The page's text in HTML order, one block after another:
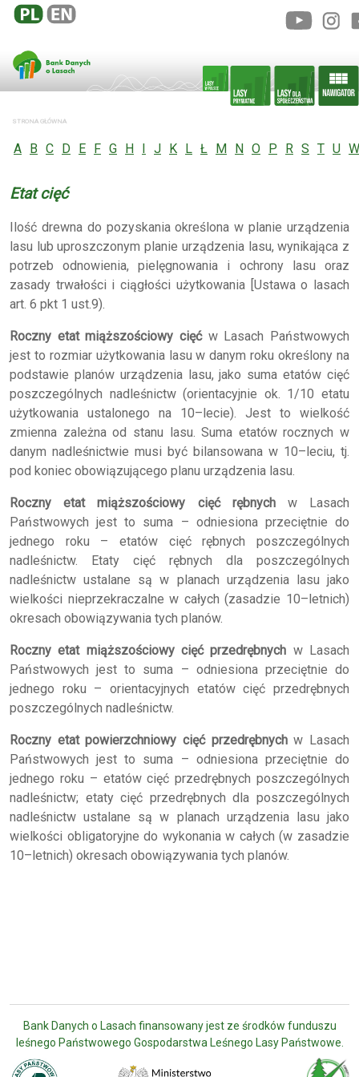
STRONA GŁÓWNA
A B C D E F G H I J K L Ł M N O P R S T U W
Etat cięć
Ilość drewna do pozyskania określona w planie urządzenia
lasu lub uproszczonym planie urządzenia lasu, wynikająca z
potrzeb odnowienia, pielęgnowania i ochrony lasu oraz
zasady trwałości i ciągłości użytkowania [Ustawa o lasach
art. 6 pkt 1 ust.9).
Roczny etat miąższościowy cięćw Lasach Państwowych
jest to rozmiar użytkowania lasu w danym roku określony na
podstawie planów urządzenia lasu, jako suma etatów cięć
poszczególnych nadleśnictw (orientacyjnie ok. 1/10 etatu
użytkowania ustalonego na 10–lecie). Jest to wielkość
zmienna zależna od stanu lasu. Suma etatów rocznych w
danym nadleśnictwie musi być bilansowana w 10–leciu, tj.
pod koniec obowiązującego planu urządzenia lasu.
Roczny etat miąższościowy cięć rębnychw Lasach
Państwowych jest to suma – odniesiona przeciętnie do
jednego roku – etatów cięć rębnych poszczególnych
nadleśnictw. Etaty cięć rębnych dla poszczególnych
nadleśnictw ustalane są w planach urządzenia lasu jako
wielkości nieprzekraczalne w całych (zasadzie 10–letnich)
okresach obowiązywania tych planów.
Roczny etat miąższościowy cięć przedrębnych w Lasach
Państwowych jest to suma – odniesiona przeciętnie do
jednego roku – orientacyjnych etatów cięć przedrębnych
poszczególnych nadleśnictw.
Roczny etat powierzchniowy cięć przedrębnychw Lasach
Państwowych jest to suma – odniesiona przeciętnie do
jednego roku – etatów cięć przedrębnych poszczególnych
nadleśnictw; etaty cięć przedrębnych dla poszczególnych
nadleśnictw ustalane są w planach urządzenia lasu jako
wielkości obligatoryjne do wykonania w całych (w zasadzie
10–letnich) okresach obowiązywania tych planów.
Bank Danych o Lasach finansowany jest ze środków funduszu
leśnego Państwowego Gospodarstwa Leśnego Lasy Państwowe.